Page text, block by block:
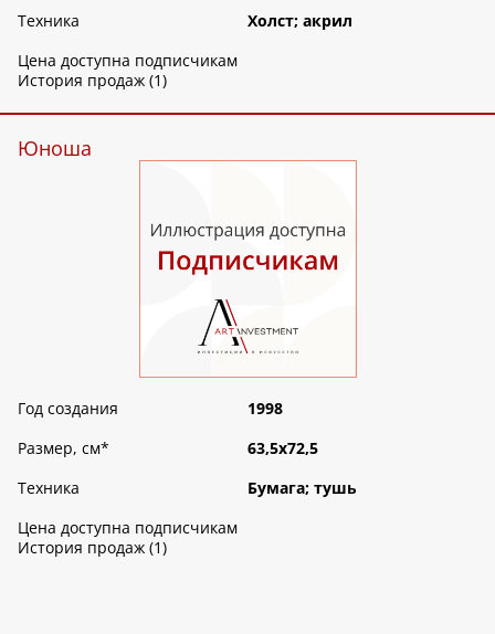
Техника
Холст; акрил
Цена доступна подписчикам
История продаж (1)
Юноша
Год создания
1998
Размер, см*
63,5х72,5
Техника
Бумага; тушь
Цена доступна подписчикам
История продаж (1)